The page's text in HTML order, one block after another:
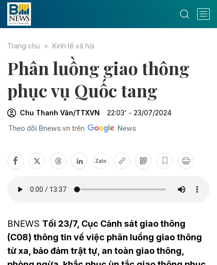
Trang chủ Kinh tế xã hội
Phân luồng giao thông
phục vụ Quốc tang
Chu Thanh Vân/TTXVN 22:03' - 23/07/2024
Zalo
BNEWS Tối 23/7, Cục Cảnh sát giao thông
(C08) thông tin về việc phân luồng giao thông
từ xa, bảo đảm trật tự, an toàn giao thông,